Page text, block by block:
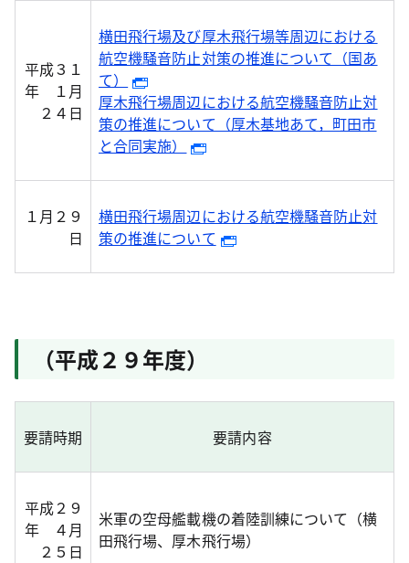
平成３１
年 １月
２４日
横田飛行場及び厚木飛行場等周辺における
航空機騒音防止対策の推進について（国あ
て）
厚木飛行場周辺における航空機騒音防止対
策の推進について（厚木基地あて，町田市
と合同実施）
１月２９
日
横田飛行場周辺における航空機騒音防止対
策の推進について
（平成２９年度）
要請時期 要請内容
平成２９
年 ４月
２５日
米軍の空母艦載機の着陸訓練について（横
田飛行場、厚木飛行場）